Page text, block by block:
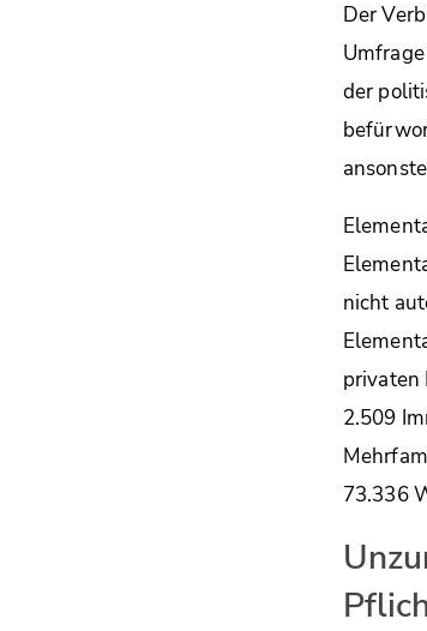
Der
der
nicht
privaten
2.509
73.336